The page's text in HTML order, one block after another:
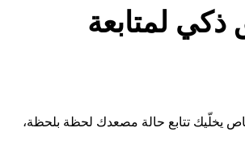
ذكي لمتابعة
يخلّيك تتابع حالة مصعدك لحظة بلحظة،